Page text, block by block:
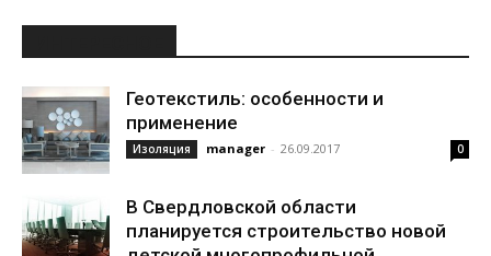
Геотекстиль: особенности и
применение
Изоляция manager - 26.09.2017 0
В Свердловской области
планируется строительство новой